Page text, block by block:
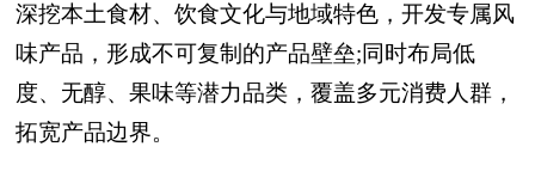
深挖本土食材、饮食文化与地域特色，开发专属风
味产品，形成不可复制的产品壁垒;同时布局低
度、无醇、果味等潜力品类，覆盖多元消费人群，
拓宽产品边界。